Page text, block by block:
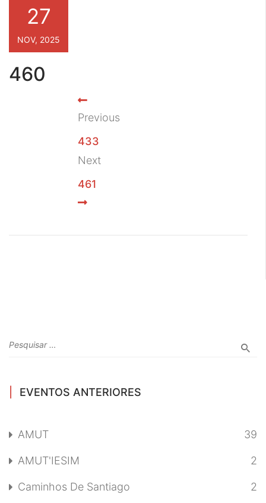
460
27
NOV, 2025
Previous
433
Next
461
EVENTOS ANTERIORES
AMUT 39
AMUT'IESIM 2
Caminhos De Santiago 2